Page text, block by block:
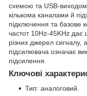
схемою та USB-
кількома каналами й
підключення та базове
частот 10Hz-45KHz дає
різних джерел сигналу,
підсилювача означає
підсилення.
Ключові
Тип: аналоговий.